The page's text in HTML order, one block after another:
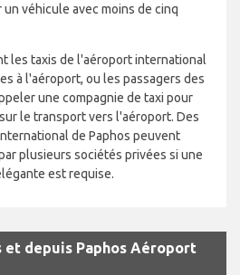
véhicule avec moins de cinq
les taxis de l'aéroport international
à l'aéroport, ou les passagers des
une compagnie de taxi pour
le transport vers l'aéroport. Des
de Paphos peuvent
plusieurs sociétés privées si une
est requise.
et depuis Paphos Aéroport